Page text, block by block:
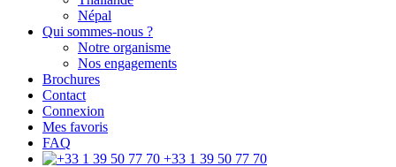
Népal
Qui sommes-nous ?
Notre organisme
Nos engagements
Brochures
Contact
Connexion
Mes favoris
FAQ
+33 1 39 50 77 70